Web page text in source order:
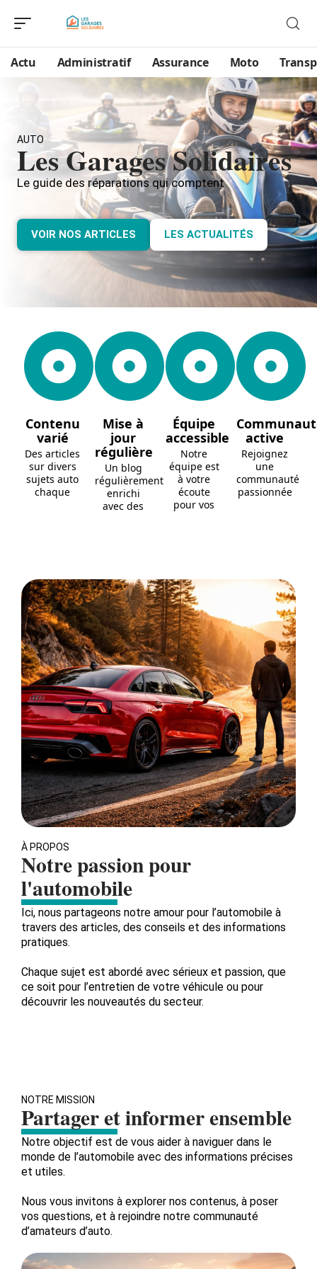
Actu Administratif Assurance Moto
AUTO
Les Garages Solidaires
Le guide des réparations qui comptent
VOIR NOS ARTICLES LES ACTUALITÉS
Contenu
varié
Des articles
sur divers
sujets auto
chaque
Mise à
jour
régulière
Un blog
régulièrement
enrichi
avec des
Équipe
accessible
Notre
équipe est
à votre
écoute
pour vos
active
Rejoignez
une
communauté
passionnée
À PROPOS
Notre passion pour
l'automobile
Ici, nous partageons notre amour pour l’automobile à
travers des articles, des conseils et des informations
pratiques.
Chaque sujet est abordé avec sérieux et passion, que
ce soit pour l’entretien de votre véhicule ou pour
découvrir les nouveautés du secteur.
NOTRE MISSION
Partager et informer ensemble
Notre objectif est de vous aider à naviguer dans le
monde de l’automobile avec des informations précises
et utiles.
Nous vous invitons à explorer nos contenus, à poser
vos questions, et à rejoindre notre communauté
d’amateurs d’auto.